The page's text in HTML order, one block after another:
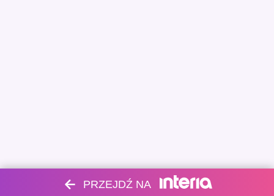
PRZEJDŹ NA